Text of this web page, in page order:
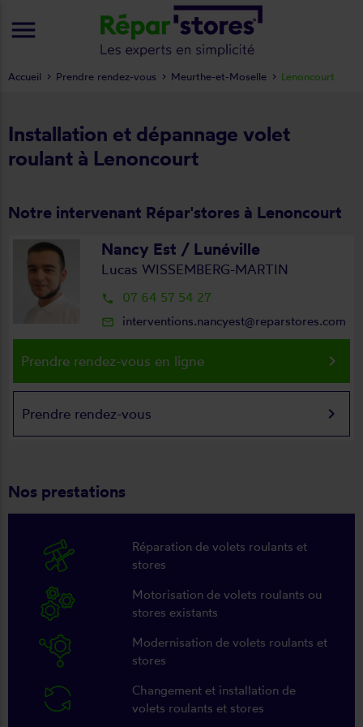
Installation et dépannage volet
roulant à Lenoncourt
Notre intervenant Répar'stores à Lenoncourt
Nancy Est / Lunéville
Lucas WISSEMBERG-MARTIN
local_phone 07 64 57 54 27
mail_outline interventions.nancyest@reparstores.com
Prendre rendez-vous en ligne keyboard_arrow_right
Prendre rendez-vous keyboard_arrow_right
Nos prestations
Réparation de volets roulants et
stores
Motorisation de volets roulants ou
stores existants
Modernisation de volets roulants et
stores
Changement et installation de
volets roulants et stores
Accueil Prendre rendez-vous Meurthe-et-Moselle Lenoncourt
menu